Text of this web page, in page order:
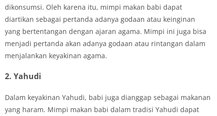
dikonsumsi. Oleh karena itu, mimpi makan babi dapat
diartikan sebagai pertanda adanya godaan atau keinginan
yang bertentangan dengan ajaran agama. Mimpi ini juga bisa
menjadi pertanda akan adanya godaan atau rintangan dalam
menjalankan keyakinan agama.
2. Yahudi
Dalam keyakinan Yahudi, babi juga dianggap sebagai makanan
yang haram. Mimpi makan babi dalam tradisi Yahudi dapat